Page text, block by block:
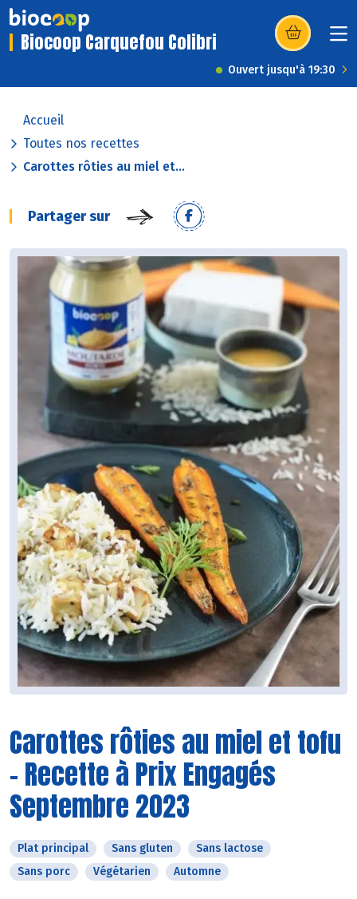
Biocoop Carquefou Colibri (s’ouvre dans
Ouvert jusqu'à 19:30
Accueil
Toutes nos recettes
Carottes rôties au miel et...
Partager sur
Carottes rôties au miel et tofu
- Recette à Prix Engagés
Septembre 2023
Plat principal Sans gluten
Sans lactose
Sans porc
Végétarien Automne